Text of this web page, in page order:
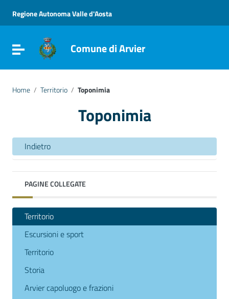
Vai al menu di navigazione
Vai al footer
Regione Autonoma Valle d'Aosta
Attiva / disattiva la navigazione
Comune di Arvier
Home / Territorio / Toponimia
Toponimia
Indietro
PAGINE COLLEGATE
Territorio
Escursioni e sport
Territorio
Storia
Arvier capoluogo e frazioni